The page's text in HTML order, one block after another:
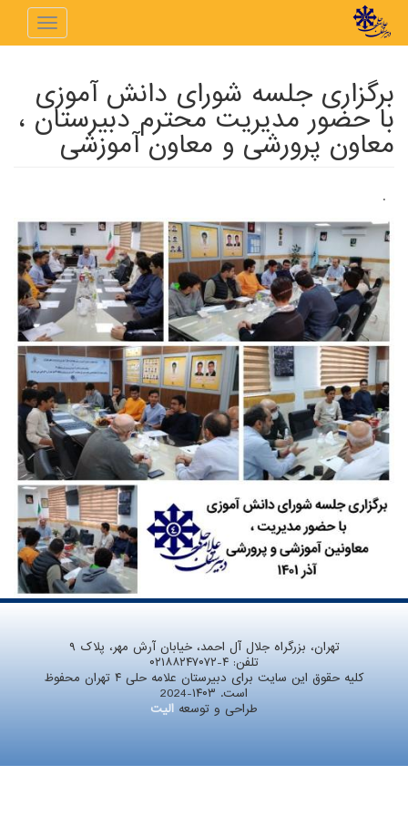
رفتن به محتوای اصلی
Toggle
برگزاری جلسه شورای دانش آموزی
با حضور مدیریت محترم دبیرستان ،
معاون پرورشی و معاون آموزشی
.
تهران، بزرگراه جلال آل احمد، خیابان آرش مهر، پلاک ۹
تلفن: ۰۲۱۸۸۲۴۷۰۷۲-۴
کلیه حقوق این سایت برای دبیرستان علامه حلی ۴ تهران محفوظ
است. ۱۴۰۳-2024
طراحی و توسعه الیت